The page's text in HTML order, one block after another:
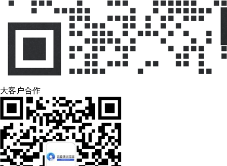
大客户合作